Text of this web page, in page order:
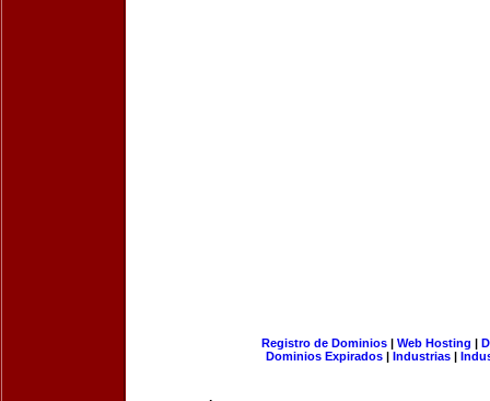
Registro de Dominios| Web Hosting |
Dominios Expirados | Industrias |